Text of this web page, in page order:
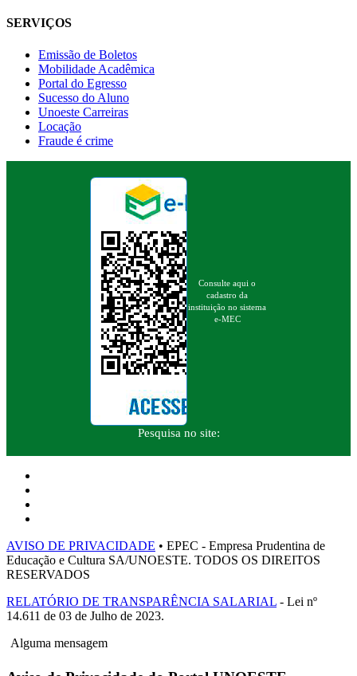
SERVIÇOS
Emissão de Boletos
Mobilidade Acadêmica
Portal do Egresso
Sucesso do Aluno
Unoeste Carreiras
Locação
Fraude é crime
Consulte aqui o
cadastro da
instituição no sistema
e-MEC
Pesquisa no site:
AVISO DE PRIVACIDADE • EPEC - Empresa Prudentina de
Educação e Cultura SA/UNOESTE. TODOS OS DIREITOS
RESERVADOS
RELATÓRIO DE TRANSPARÊNCIA SALARIAL - Lei nº
14.611 de 03 de Julho de 2023.
Alguma mensagem